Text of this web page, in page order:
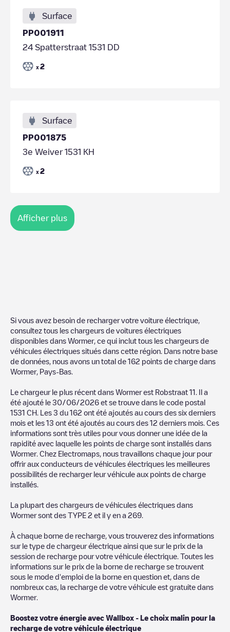
Surface
PP001911
24 Spatterstraat 1531 DD
x 2
Surface
PP001875
3e Weiver 1531 KH
x 2
Afficher plus
Si vous avez besoin de recharger votre voiture électrique,
consultez tous les chargeurs de voitures électriques
disponibles dans Wormer, ce qui inclut tous les chargeurs de
véhicules électriques situés dans cette région. Dans notre base
de données, nous avons un total de 162 points de charge dans
Wormer, Pays-Bas
Le chargeur le plus récent dans Wormerest Robstraat 11 . Il a
été ajouté le 30/06/2026 et se trouve dans le code postal
1531 CH . Les 3 du 162 ont été ajoutés au cours des six derniers
mois et les 13 ont été ajoutés au cours des 12 derniers mois. Ces
informations sont très utiles pour vous donner une idée de la
rapidité avec laquelle les points de charge sont installés dans
Wormer. Chez Electromaps, nous travaillons chaque jour pour
offrir aux conducteurs de véhicules électriques les meilleures
possibilités de recharger leur véhicule aux points de charge
installés.
La plupart des chargeurs de véhicules électriques dans
Wormersont des TYPE 2 et il y en a 269
À chaque borne de recharge, vous trouverez des informations
sur le type de chargeur électrique ainsi que sur le prix de la
session de recharge pour votre véhicule électrique. Toutes les
informations sur le prix de la borne de recharge se trouvent
sous le mode d'emploi de la borne en question et, dans de
nombreux cas, la recharge de votre véhicule est gratuite dans
Wormer.
Boostez votre énergie avec Wallbox - Le choix malin pour la
recharge de votre véhicule électrique